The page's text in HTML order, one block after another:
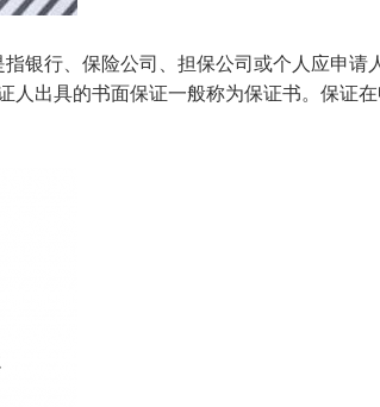
银行、保险公司、担保公司或个人应申请
人出具的书面保证一般称为保证书。保证